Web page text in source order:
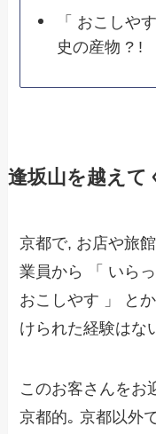
「 おこしや
史の産物 ? !
逢坂山を越えて
京都で, お店や旅
業員から 「 いら
おこしやす 」 と
けられた経験はな
このお客さんをお
京都的｡ 京都以外